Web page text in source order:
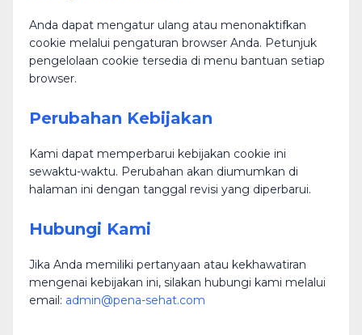
Anda dapat mengatur ulang atau menonaktifkan
cookie melalui pengaturan browser Anda. Petunjuk
pengelolaan cookie tersedia di menu bantuan setiap
browser.
Perubahan Kebijakan
Kami dapat memperbarui kebijakan cookie ini
sewaktu-waktu. Perubahan akan diumumkan di
halaman ini dengan tanggal revisi yang diperbarui.
Hubungi Kami
Jika Anda memiliki pertanyaan atau kekhawatiran
mengenai kebijakan ini, silakan hubungi kami melalui
email: admin@pena-sehat.com